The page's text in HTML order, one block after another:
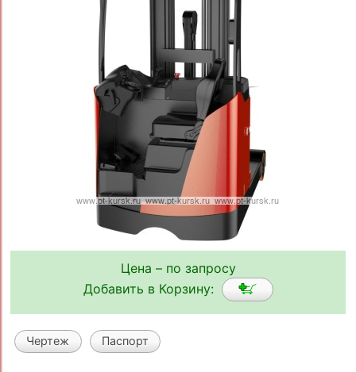
Цена – по запросу
Добавить в Корзину:
Чертеж Паспорт